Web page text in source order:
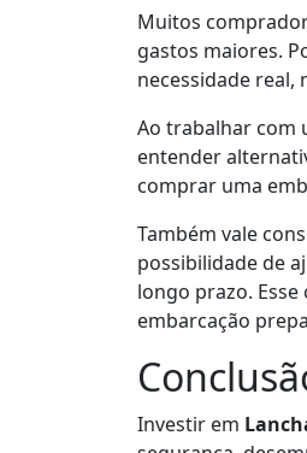
Muitos
gastos maiores.
necessidade real,
Ao trabalhar com
entender
comprar uma
Também vale
possibilidade de
longo prazo.
embarcação
Investir em